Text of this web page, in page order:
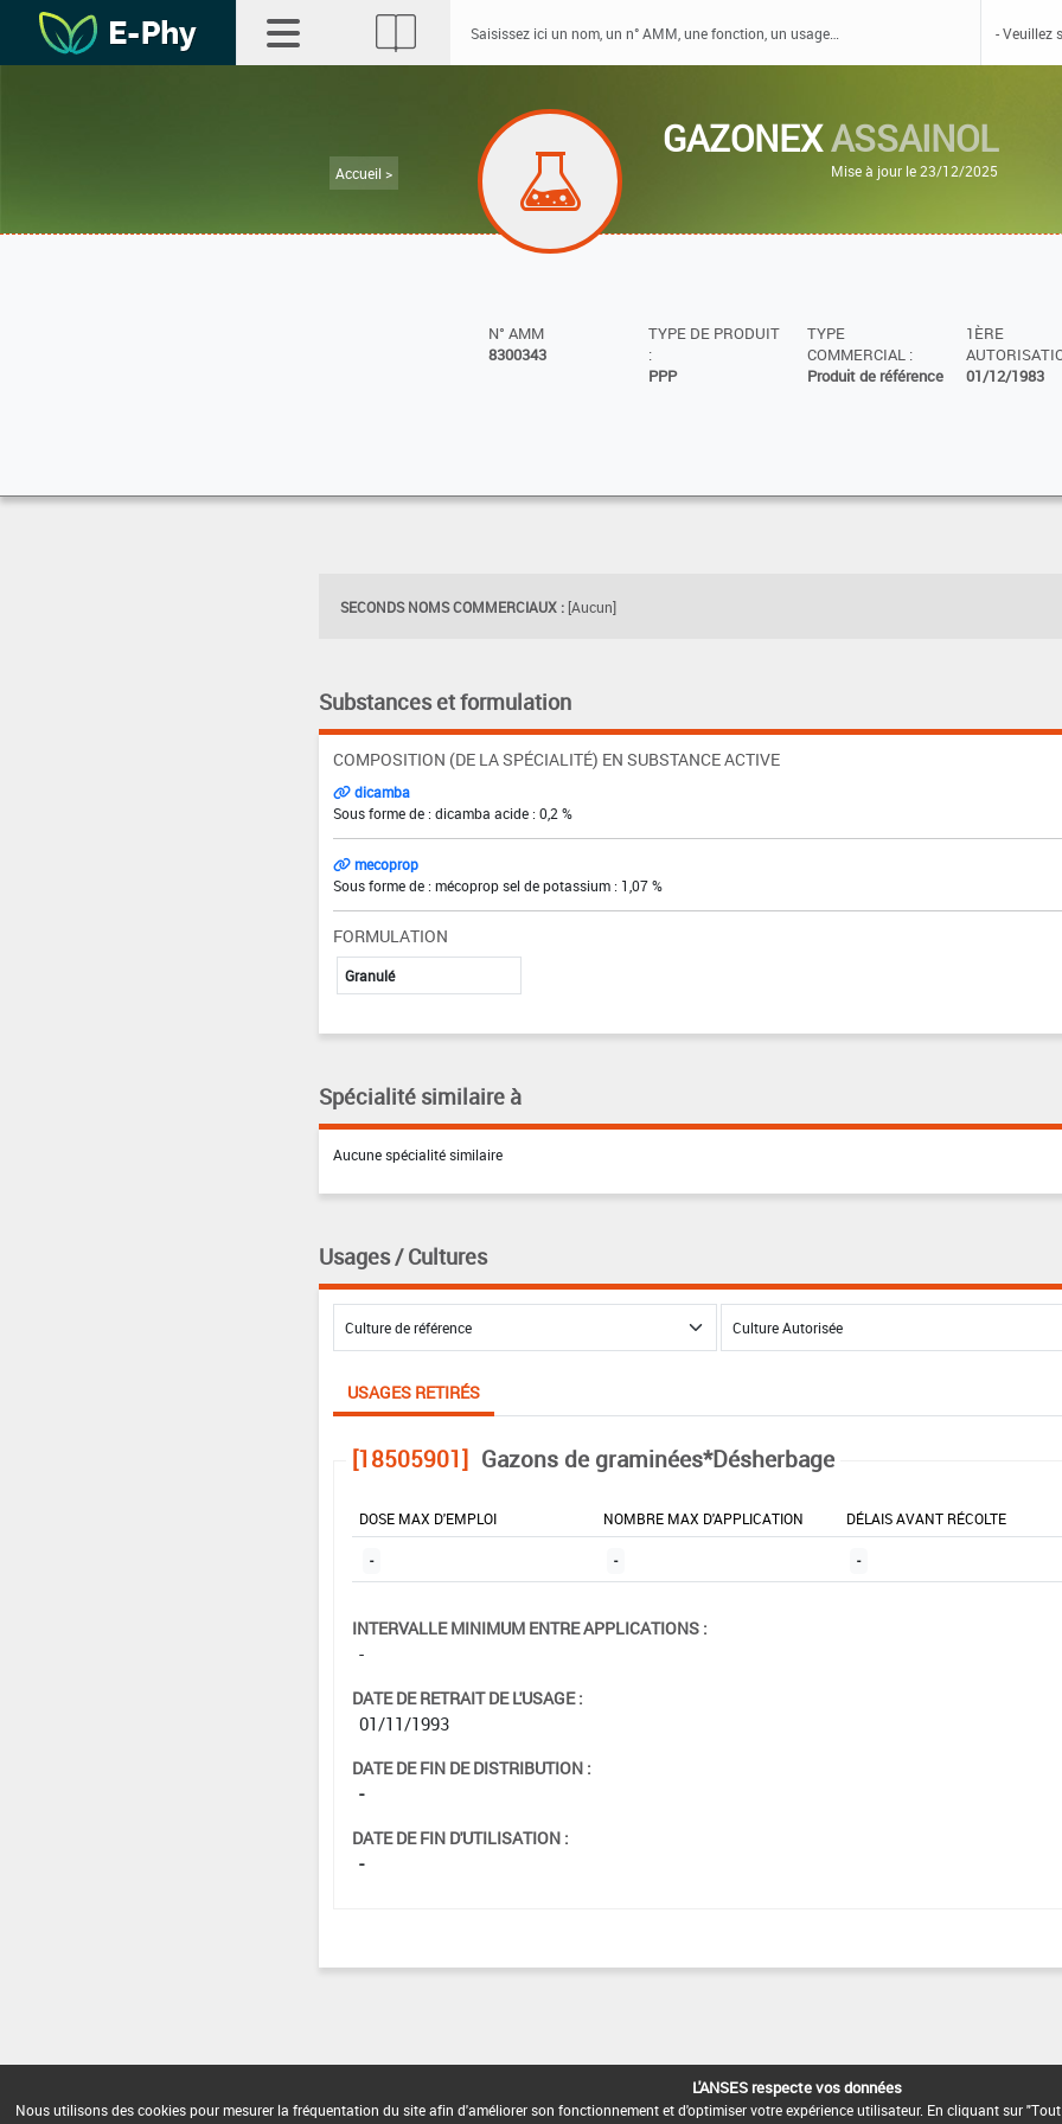
Accueil >
GAZONEXASSAINOL
Mise à jour le 23/12/2025
N° AMM
8300343
TYPE DE PRODUIT
:
PPP
TYPE
COMMERCIAL :
Produit de référence
1ÈRE
01/12/1983
SECONDS NOMS COMMERCIAUX : [Aucun]
Substances et formulation
COMPOSITION (DE LA SPÉCIALITÉ) EN SUBSTANCE ACTIVE
dicamba
Sous forme de : dicamba acide : 0,2 %
mecoprop
Sous forme de : mécoprop sel de potassium : 1,07 %
FORMULATION
Granulé
Spécialité similaire à
Aucune spécialité similaire
Usages / Cultures
USAGES RETIRÉS
[18505901] Gazons de graminées*Désherbage
DOSE MAX D'EMPLOI NOMBRE MAX D'APPLICATION DÉLAIS AVANT RÉCOLTE
- - -
INTERVALLE MINIMUM ENTRE APPLICATIONS :
-
DATE DE RETRAIT DE L'USAGE :
01/11/1993
DATE DE FIN DE DISTRIBUTION :
-
DATE DE FIN D'UTILISATION :
-
L'ANSES respecte vos données
Nous utilisons des cookies pour mesurer la fréquentation du site afin d'améliorer son fonctionnement et d'optimiser votre expérience utilisateur. En cliquant sur